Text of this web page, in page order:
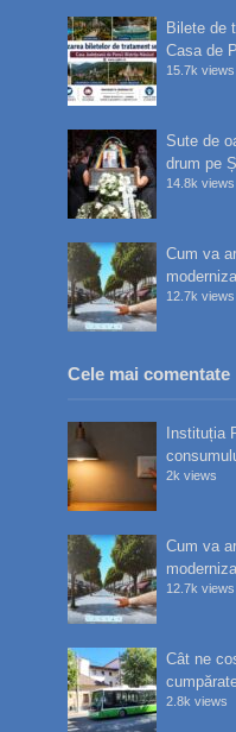
Bilete de
Casa de
15.7k views
Sute de
drum pe
14.8k views
Cum va
12.7k views
Cele mai comentate
Instituția
2k views
Cum va
12.7k views
Cât ne
2.8k views